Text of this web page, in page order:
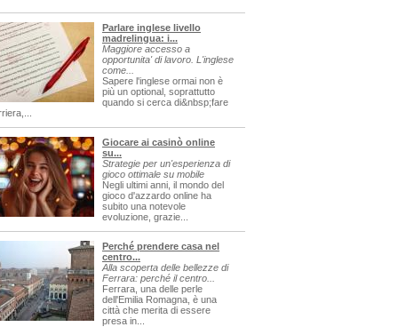
Parlare inglese livello
madrelingua: i...
Maggiore accesso a
opportunita' di lavoro. L'inglese
come...
Sapere l'inglese ormai non è
più un optional, soprattutto
quando si cerca di&nbsp;fare
Giocare ai casinò online
su...
Strategie per un'esperienza di
gioco ottimale su mobile
Negli ultimi anni, il mondo del
gioco d'azzardo online ha
subito una notevole
evoluzione, grazie...
Perché prendere casa nel
centro...
Alla scoperta delle bellezze di
Ferrara: perché il centro...
Ferrara, una delle perle
dell'Emilia Romagna, è una
città che merita di essere
presa in...